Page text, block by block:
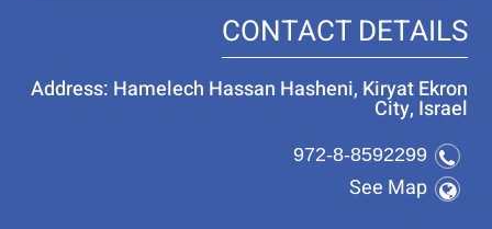
CONTACT DETAILS
Address: Hamelech Hassan Hasheni, Kiryat Ekron
City, Israel
972-8-8592299
See Map